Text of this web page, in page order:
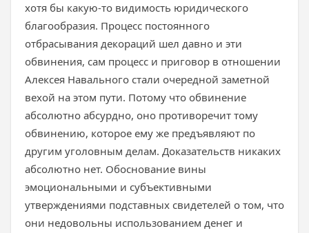
хотя бы какую-то видимость юридического
благообразия. Процесс постоянного
отбрасывания декораций шел давно и эти
обвинения, сам процесс и приговор в отношении
Алексея Навального стали очередной заметной
вехой на этом пути. Потому что обвинение
абсолютно абсурдно, оно противоречит тому
обвинению, которое ему же предъявляют по
другим уголовным делам. Доказательств никаких
абсолютно нет. Обоснование вины
эмоциональными и субъективными
утверждениями подставных свидетелей о том, что
они недовольны использованием денег и